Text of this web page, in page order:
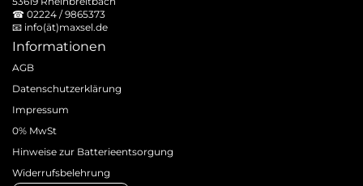
☎ 02224 / 9865373
📧 info(ät)maxsel.de
Informationen
AGB
Datenschutzerklärung
Impressum
0% MwSt
Hinweise zur Batterieentsorgung
Widerrufsbelehrung